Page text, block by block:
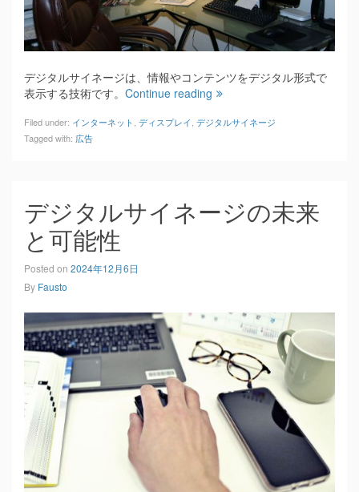
デジタルサイネージは、情報やコンテンツをデジタル形式で
表示する技術です。 Continue reading
Filed under: インターネット ディスプレイ デジタルサイネージ
Tagged with: 広告
デジタルサイネージの未来
と可能性
Posted on 2024年12月6日
By Fausto